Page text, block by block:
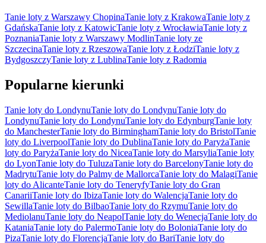
Tanie loty z Warszawy ChopinaTanie loty z KrakowaTanie loty z
GdańskaTanie loty z KatowicTanie loty z WrocławiaTanie loty z
PoznaniaTanie loty z Warszawy ModlinTanie loty ze
SzczecinaTanie loty z RzeszowaTanie loty z ŁodziTanie loty z
BydgoszczyTanie loty z LublinaTanie loty z Radomia
Popularne kierunki
Tanie loty do LondynuTanie loty do LondynuTanie loty do
LondynuTanie loty do LondynuTanie loty do EdynburgTanie loty
do ManchesterTanie loty do BirminghamTanie loty do BristolTanie
loty do LiverpoolTanie loty do DublinaTanie loty do ParyżaTanie
loty do ParyżaTanie loty do NiceaTanie loty do MarsyliaTanie loty
do LyonTanie loty do TuluzaTanie loty do BarcelonyTanie loty do
MadrytuTanie loty do Palmy de MallorcaTanie loty do MalagiTanie
loty do AlicanteTanie loty do TeneryfyTanie loty do Gran
CanariiTanie loty do IbizaTanie loty do WalencjaTanie loty do
SewillaTanie loty do BilbaoTanie loty do RzymuTanie loty do
MediolanuTanie loty do NeapolTanie loty do WenecjaTanie loty do
KataniaTanie loty do PalermoTanie loty do BoloniaTanie loty do
PizaTanie loty do FlorencjaTanie loty do BariTanie loty do